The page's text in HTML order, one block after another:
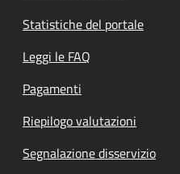
Statistiche del portale
Leggi le FAQ
Pagamenti
Riepilogo valutazioni
Segnalazione disservizio